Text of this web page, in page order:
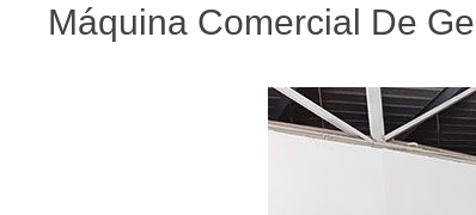
Máquina Comercial De